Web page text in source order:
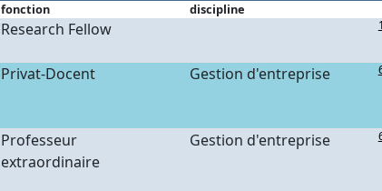
fonction discipline
Research Fellow 1
Privat-Docent Gestion d'entreprise
Professeur
extraordinaire
Gestion d'entreprise